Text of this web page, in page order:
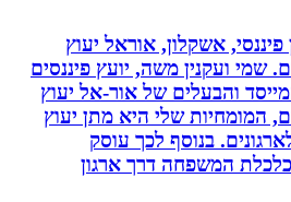
אשקלון, אוראל יעוץ
ועקנין משה, יועץ פיננסים
והבעלים של אור-אל יעוץ
שלי היא מתן יעוץ
בנוסף לכך עוסק
המשפחה דרך ארגון